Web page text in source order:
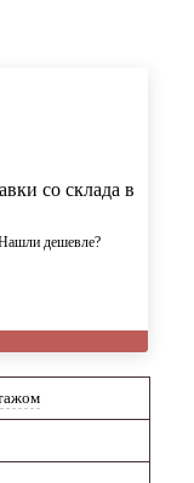
со склада в
дешевле?